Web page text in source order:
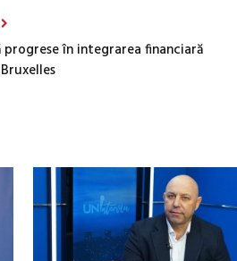
progrese în integrarea financiară